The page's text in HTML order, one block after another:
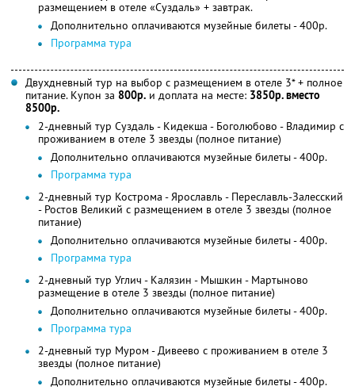
размещением в отеле «Суздаль» + завтрак.
Дополнительно оплачиваются музейные билеты - 400р.
Программа тура
Двухдневный тур на выбор с размещением в отеле 3* + полное
питание. Купон за 800р. и доплата на месте: 3850р. вместо
8500р.
2-дневный тур Суздаль - Кидекша - Боголюбово - Владимир с
проживанием в отеле 3 звезды (полное питание)
Дополнительно оплачиваются музейные билеты - 400р.
Программа тура
2-дневный тур Кострома - Ярославль - Переславль-Залесский
- Ростов Великий с размещением в отеле 3 звезды (полное
питание)
Дополнительно оплачиваются музейные билеты - 400р.
Программа тура
2-дневный тур Углич - Калязин - Мышкин - Мартыново
размещение в отеле 3 звезды (полное питание)
Дополнительно оплачиваются музейные билеты - 400р.
Программа тура
2-дневный тур Муром - Дивеево с проживанием в отеле 3
звезды (полное питание)
Дополнительно оплачиваются музейные билеты - 400р.